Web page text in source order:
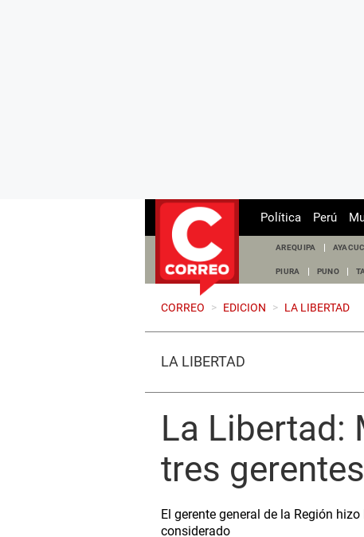
Política Perú
AREQUIPA
PIURA PUNO
CORREO > EDICION > LA LIBERTAD
LA LIBERTAD
La Libertad:
tres
El gerente general de la Región
considerado